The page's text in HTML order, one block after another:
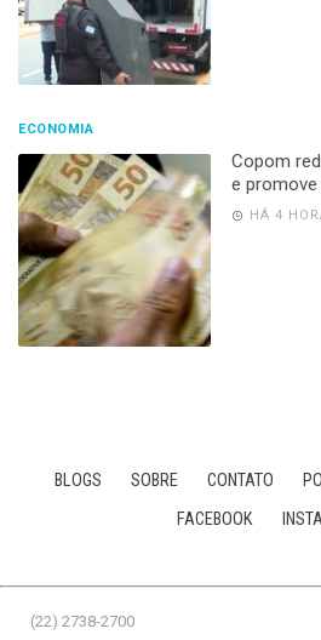
ECONOMIA
Copom
e
HÁ 4
BLOGS SOBRE CONTATO
FACEBOOK
(22) 2738-2700